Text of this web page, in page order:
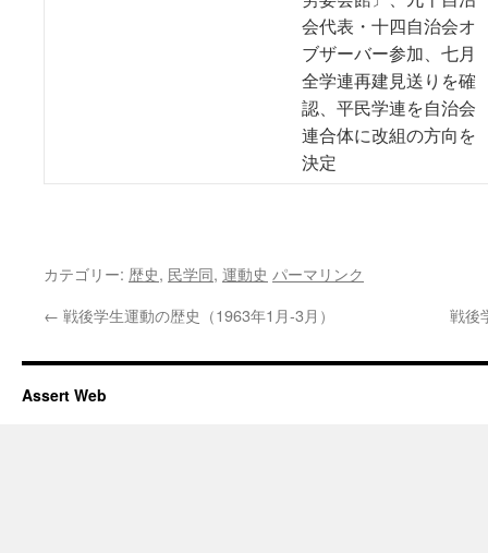
会代表・十四自治会オ
ブザーバー参加、七月
全学連再建見送りを確
認、平民学連を自治会
連合体に改組の方向を
決定
カテゴリー: 歴史, 民学同, 運動史 パーマリンク
← 戦後学生運動の歴史（1963年1月-3月） 戦後
Assert Web